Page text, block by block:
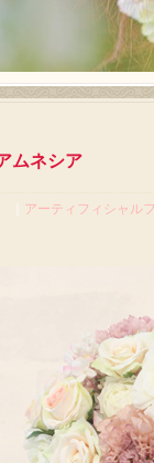
ムネシア
アーティフィシャル